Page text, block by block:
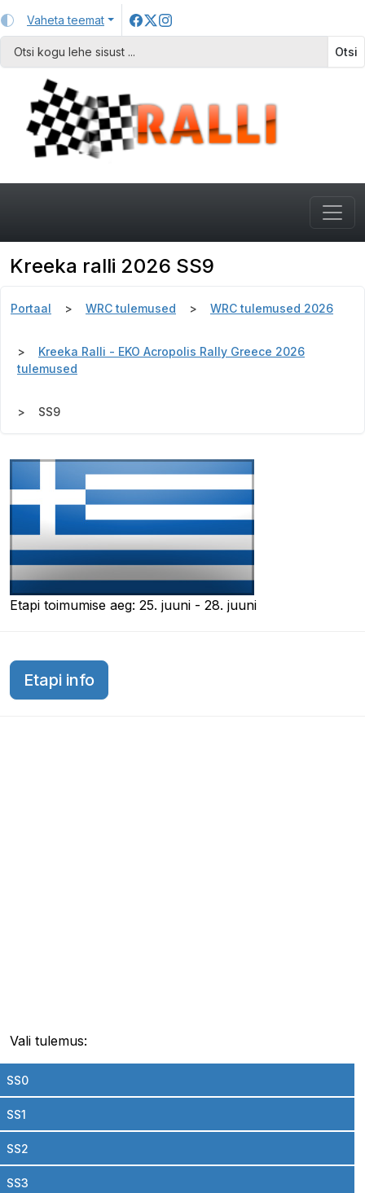
Vaheta teemat
Otsi
Kreeka ralli 2026 SS9
Portaal WRC tulemused WRC tulemused 2026
Kreeka Ralli - EKO Acropolis Rally Greece 2026
tulemused
SS9
Etapi toimumise aeg: 25. juuni - 28. juuni
Etapi info
Vali tulemus:
SS0
SS1
SS2
SS3